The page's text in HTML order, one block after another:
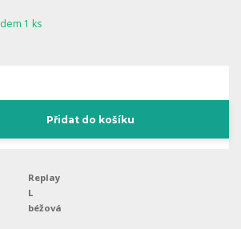
1 ks
Přidat do košíku
Replay
L
béžová